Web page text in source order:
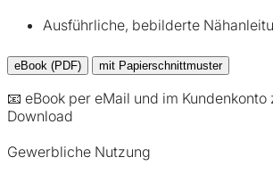
Ausführliche, bebilderte
eBook (PDF) mit Papierschnittmuster
📧 eBook per eMail und im Kundenkonto
Download
Gewerbliche Nutzung